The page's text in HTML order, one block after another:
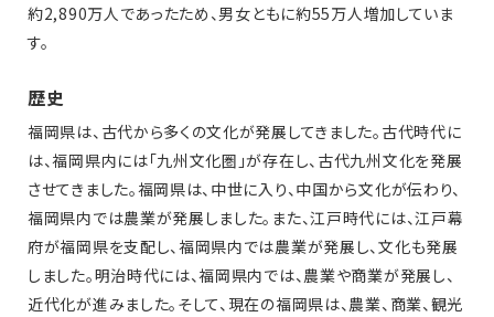
約2,890万人であったため、男女ともに約55万人増加していま
す。
歴史
福岡県は、古代から多くの文化が発展してきました。古代時代に
は、福岡県内には「九州文化圏」が存在し、古代九州文化を発展
させてきました。福岡県は、中世に入り、中国から文化が伝わり、
福岡県内では農業が発展しました。また、江戸時代には、江戸幕
府が福岡県を支配し、福岡県内では農業が発展し、文化も発展
しました。明治時代には、福岡県内では、農業や商業が発展し、
近代化が進みました。そして、現在の福岡県は、農業、商業、観光